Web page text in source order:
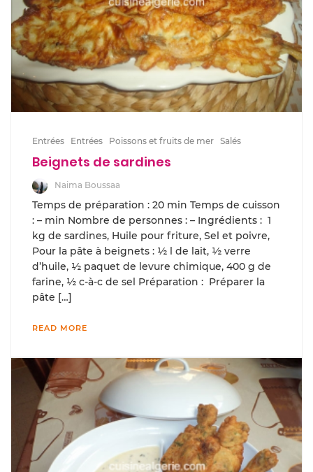
Entrées Entrées Poissons et fruits de mer Salés
Beignets de sardines
Naima Boussaa
Temps de préparation : 20 min Temps de cuisson
: – min Nombre de personnes : – Ingrédients : 1
kg de sardines, Huile pour friture, Sel et poivre,
Pour la pâte à beignets : ½ l de lait, ½ verre
d’huile, ½ paquet de levure chimique, 400 g de
farine, ½ c-à-c de sel Préparation : Préparer la
pâte […]
READ MORE